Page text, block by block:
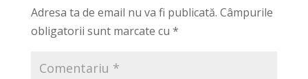
Adresa ta de email nu va fi publicată. Câmpurile
obligatorii sunt marcate cu *